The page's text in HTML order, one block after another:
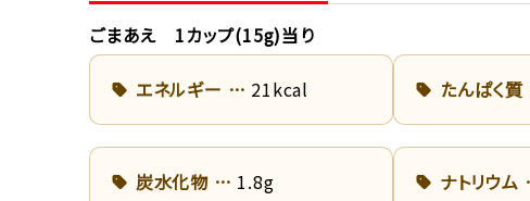
ごまあえ 1カップ(15g)当り
エネルギー 21kcal たんぱく質
炭水化物 1.8g ナトリウム